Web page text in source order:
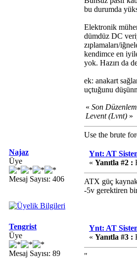
bu durumda
Elektronik
dümdüz DC
zıplamaları/
kendimce en
yok. Hazırı da
ek: anakart
uçtuğunu
« Son
Levent (Lvnt) »
Use the brute
Najaz
Üye
Mesaj Sayısı: 406
Ynt: AT
« Yanıtla #2 :
ATX güç
-5v gerektiren
Tengrist
Üye
Mesaj Sayısı: 89
Ynt: AT
« Yanıtla #3 :
"